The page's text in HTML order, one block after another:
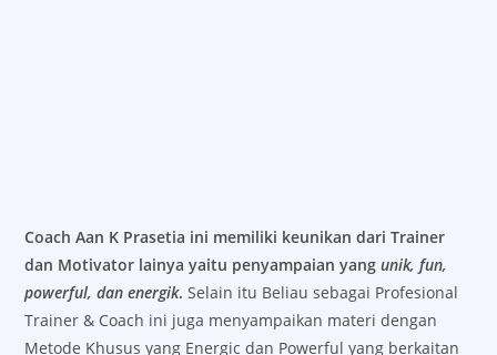
Coach Aan K Prasetia ini memiliki keunikan dari Trainer
dan Motivator lainya yaitu penyampaian yangunik, fun,
powerful, dan energik. Selain itu Beliau sebagai Profesional
Trainer & Coach ini juga menyampaikan materi dengan
Metode Khusus yang Energic dan Powerful yang berkaitan